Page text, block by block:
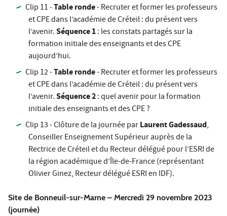
Clip 11 -Table ronde- Recruter et former les professeurs
et CPE dans l’académie de Créteil : du présent vers
l’avenir.Séquence 1: les constats partagés sur la
formation initiale des enseignants et des CPE
aujourd’hui.
Clip 12 -Table ronde- Recruter et former les professeurs
et CPE dans l’académie de Créteil : du présent vers
l’avenir.Séquence 2: quel avenir pour la formation
initiale des enseignants et des CPE ?
Clip 13 - Clôture de la journée parLaurent Gadessaud,
Conseiller Enseignement Supérieur auprès de la
Rectrice de Créteil et du Recteur délégué pour l’ESRI de
la région académique d’Île-de-France (représentant
Olivier Ginez, Recteur délégué ESRI en IDF).
Site de Bonneuil-sur-Marne – Mercredi 29 novembre 2023
(journée)